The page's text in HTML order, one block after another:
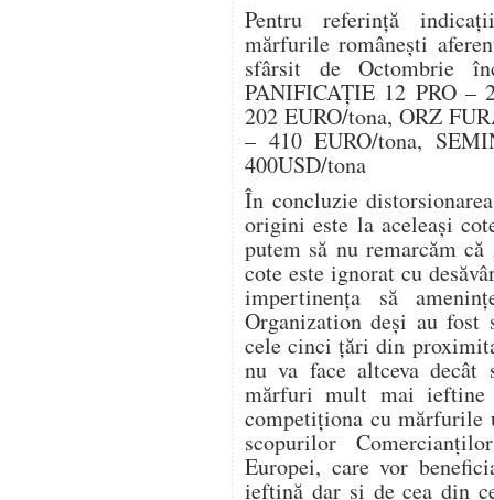
Pentru referință
mărfurile românești
sfârsit de Octombrie
PANIFICAȚIE 12 PRO –
202 EURO/tona, ORZ
– 410 EURO/tona,
400USD/tona
În concluzie
origini este la aceleași
putem să nu remarcăm
cote este ignorat cu
impertinența să
Organization deși au
cele cinci țări din
nu va face altceva decât
mărfuri mult mai
competiționa cu mărfurile
scopurilor
Europei, care vor
ieftină dar și de cea din